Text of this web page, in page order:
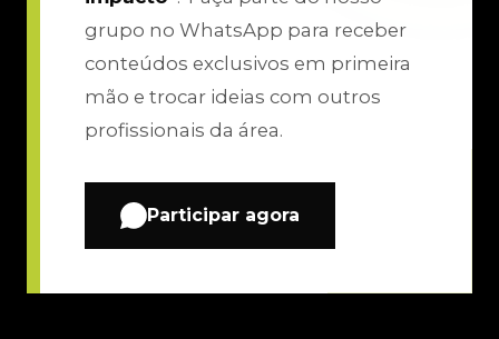
grupo no WhatsApp para receber
conteúdos exclusivos em primeira
mão e trocar ideias com outros
profissionais da área.
Participar agora